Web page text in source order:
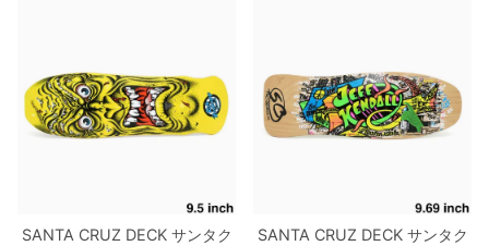
SANTA CRUZ DECKサンタク
SANTA CRUZ DECKサンタク